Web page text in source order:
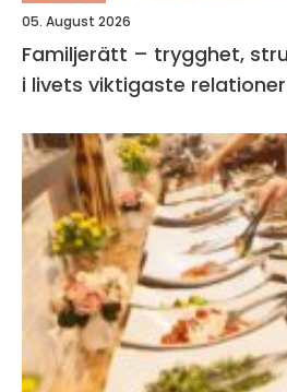
05. August 2026
Familjerätt – trygghet,
i livets viktigaste relationer